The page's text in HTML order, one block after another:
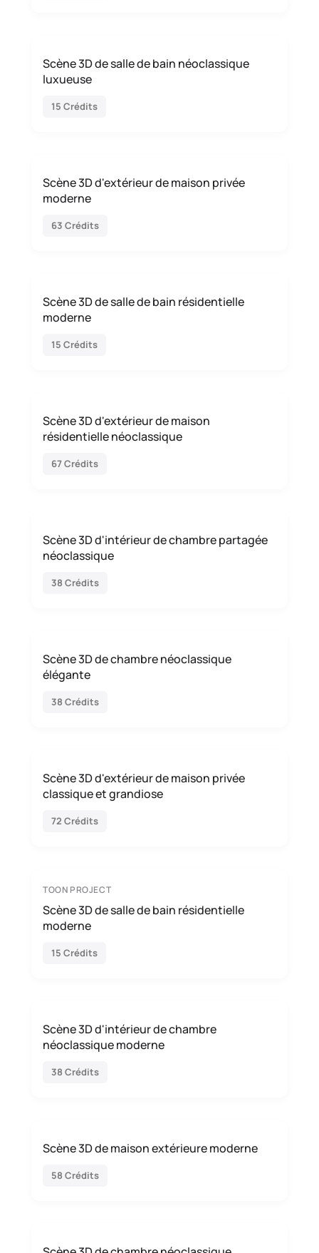
Scène 3D de salle de bain néoclassique
luxueuse
15 Crédits
Scène 3D d'extérieur de maison privée
moderne
63 Crédits
Scène 3D de salle de bain résidentielle
moderne
15 Crédits
Scène 3D d'extérieur de maison
résidentielle néoclassique
67 Crédits
Scène 3D d'intérieur de chambre partagée
néoclassique
38 Crédits
Scène 3D de chambre néoclassique
élégante
38 Crédits
Scène 3D d'extérieur de maison privée
classique et grandiose
72 Crédits
TOON PROJECT
Scène 3D de salle de bain résidentielle
moderne
15 Crédits
Scène 3D d'intérieur de chambre
néoclassique moderne
38 Crédits
Scène 3D de maison extérieure moderne
58 Crédits